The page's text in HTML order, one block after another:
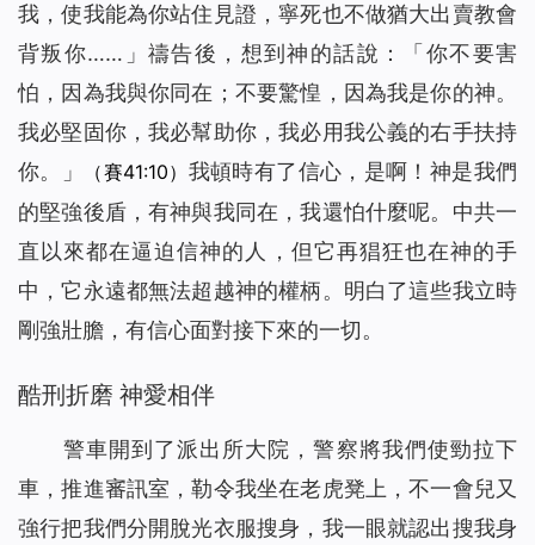
我，使我能為你站住見證，寧死也不做猶大出賣教會
背叛你……」禱告後，想到神的話說：「 你不要害
怕，因為我與你同在；不要驚惶，因為我是你的神。
我必堅固你，我必幫助你，我必用我公義的右手扶持
你。
」 （賽41:10） 我頓時有了信心，是啊！神是我們
的堅強後盾，有神與我同在，我還怕什麼呢。中共一
直以來都在逼迫信神的人，但它再猖狂也在神的手
中，它永遠都無法超越神的權柄。明白了這些我立時
剛強壯膽，有信心面對接下來的一切。
酷刑折磨 神愛相伴
警車開到了派出所大院，警察將我們使勁拉下
車，推進審訊室，勒令我坐在老虎凳上，不一會兒又
強行把我們分開脫光衣服搜身，我一眼就認出搜我身